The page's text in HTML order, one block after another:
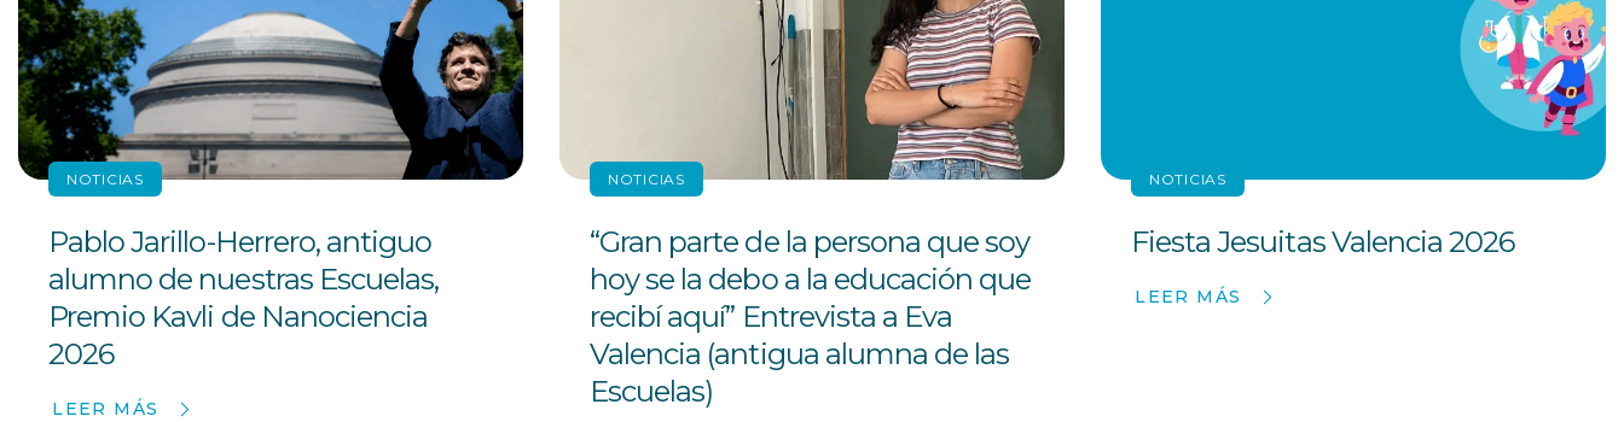
NOTICIAS
Pablo Jarillo-Herrero, antiguo
alumno de nuestras Escuelas,
Premio Kavli de Nanociencia
2026
LEER MÁS
NOTICIAS
“Gran parte de la persona que soy
hoy se la debo a la educación que
recibí aquí” Entrevista a Eva
Valencia (antigua alumna de las
Escuelas)
NOTICIAS
Fiesta Jesuitas Valencia 2026
LEER MÁS